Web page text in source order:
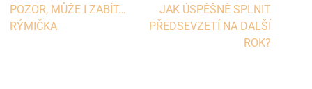
POZOR, MŮŽE I ZABÍT…
RÝMIČKA
JAK ÚSPĚŠNĚ SPLNIT
PŘEDSEVZETÍ NA DALŠÍ
ROK?